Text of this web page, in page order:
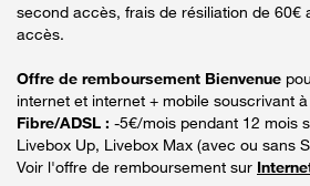
second accès, frais de résiliation de 60€
accès.
Offre de remboursement Bienvenue
internet et internet + mobile souscrivant
Fibre/ADSL : -5€/mois pendant 12 mois
Livebox Up, Livebox Max (avec ou sans
Voir l'offre de remboursement sur